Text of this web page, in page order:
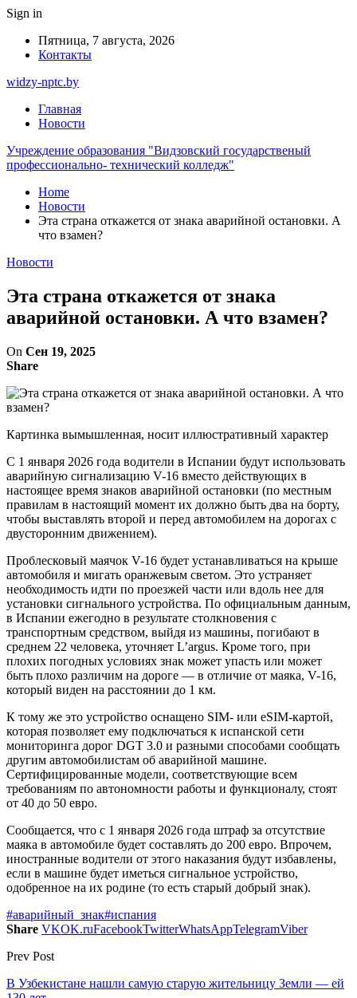
Sign in
Пятница, 7 августа, 2026
Контакты
widzy-nptc.by
Главная
Новости
Учреждение образования "Видзовский государственый
профессионально- технический колледж"
Home
Новости
Эта страна откажется от знака аварийной остановки. А
что взамен?
Новости
Эта страна откажется от знака
аварийной остановки. А что взамен?
On Сен 19, 2025
Share
Картинка вымышленная, носит иллюстративный характер
С 1 января 2026 года водители в Испании будут использовать
аварийную сигнализацию V-16 вместо действующих в
настоящее время знаков аварийной остановки (по местным
правилам в настоящий момент их должно быть два на борту,
чтобы выставлять второй и перед автомобилем на дорогах с
двусторонним движением).
Проблесковый маячок V-16 будет устанавливаться на крыше
автомобиля и мигать оранжевым светом. Это устраняет
необходимость идти по проезжей части или вдоль нее для
установки сигнального устройства. По официальным данным,
в Испании ежегодно в результате столкновения с
транспортным средством, выйдя из машины, погибают в
среднем 22 человека, уточняет L’argus. Кроме того, при
плохих погодных условиях знак может упасть или может
быть плохо различим на дороге — в отличие от маяка, V-16,
который виден на расстоянии до 1 км.
К тому же это устройство оснащено SIM- или eSIM-картой,
которая позволяет ему подключаться к испанской сети
мониторинга дорог DGT 3.0 и разными способами сообщать
другим автомобилистам об аварийной машине.
Сертифицированные модели, соответствующие всем
требованиям по автономности работы и функционалу, стоят
от 40 до 50 евро.
Сообщается, что с 1 января 2026 года штраф за отсутствие
маяка в автомобиле будет составлять до 200 евро. Впрочем,
иностранные водители от этого наказания будут избавлены,
если в машине будет иметься сигнальное устройство,
одобренное на их родине (то есть старый добрый знак).
#аварийный_знак#испания
Share VKOK.ruFacebookTwitterWhatsAppTelegramViber
Prev Post
В Узбекистане нашли самую старую жительницу Земли — ей